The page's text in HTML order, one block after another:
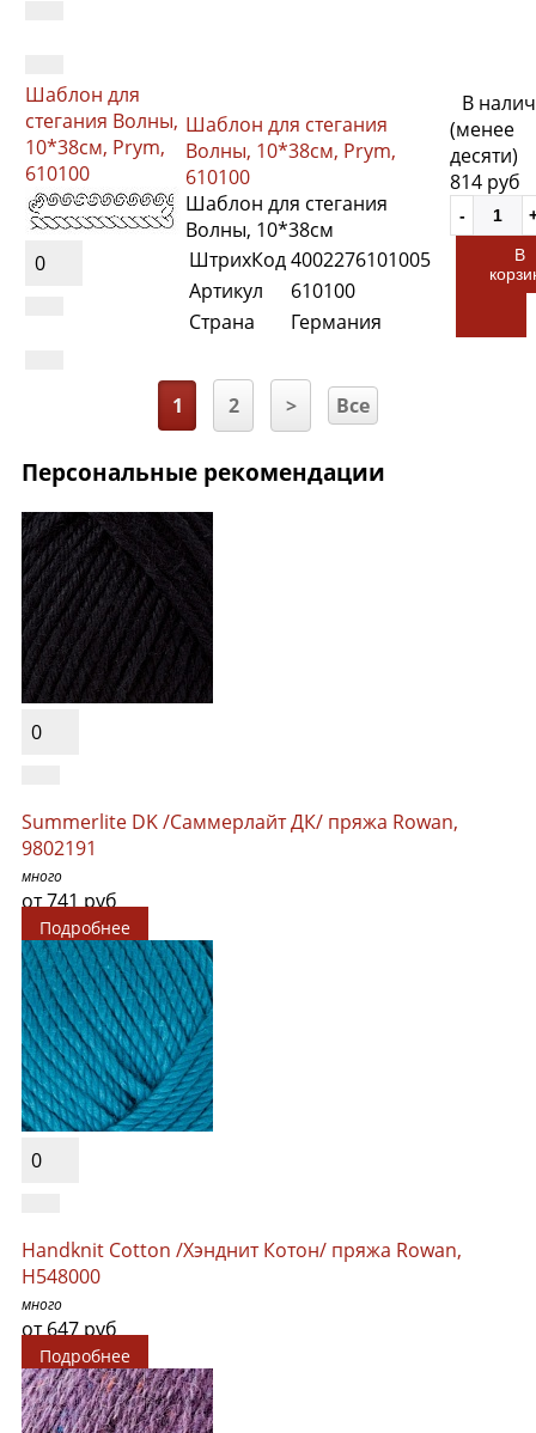
Шаблон для
стегания Волны,
10*38см, Prym,
610100
0
Шаблон для стегания
Волны, 10*38см, Prym,
610100
Шаблон для стегания
Волны, 10*38см
ШтрихКод4002276101005
Артикул
610100
Страна
Германия
В
(менее
десяти)
814 руб
В
1 2 > Все
Персональные рекомендации
0
Summerlite DK /Саммерлайт ДК/ пряжа Rowan,
9802191
много
от 741 руб
Подробнее
0
Handknit Cotton /Хэнднит Котон/ пряжа Rowan,
H548000
много
от 647 руб
Подробнее